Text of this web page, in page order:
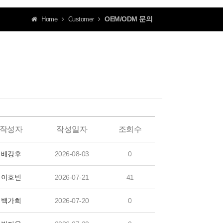
Home Customer OEM/ODM 문의
작성자 작성일자 조회수
배강후 2026-08-03 0
이호빈 2026-07-21 41
백가희 2026-07-20 0